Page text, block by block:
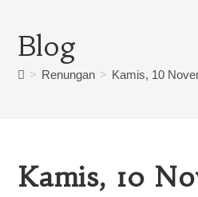
Blog
> Renungan > Kamis, 10
Kamis, 10